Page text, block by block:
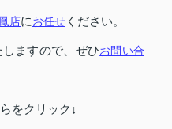
店にお任せ ください。
ますので、ぜひお問い合
をクリック↓